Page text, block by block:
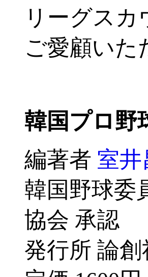
リーグス
ご愛顧いた
韓国プロ野
編著者 室井
韓国野球委
協会 承認
発行所 論創